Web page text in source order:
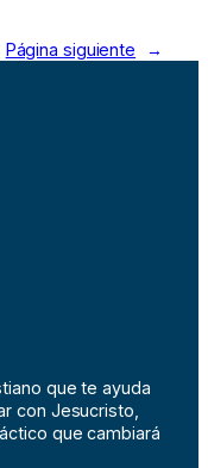
Página siguiente →
que te ayuda
con Jesucristo,
que cambiará